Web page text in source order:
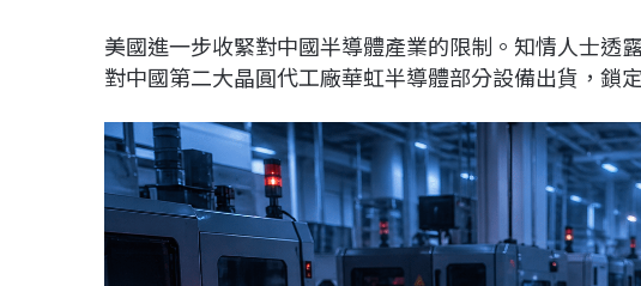
b
o
k
a
d
e
d
n
L
i
k
美國進一步收緊對中國半導體產業的限制。知情人士透
對中國第二大晶圓代工廠華虹半導體部分設備出貨，鎖